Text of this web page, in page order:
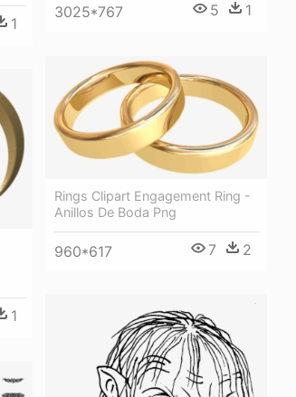
1
3025*767 5 1
Rings Clipart Engagement Ring -
Anillos De Boda Png
960*617 7 2
1